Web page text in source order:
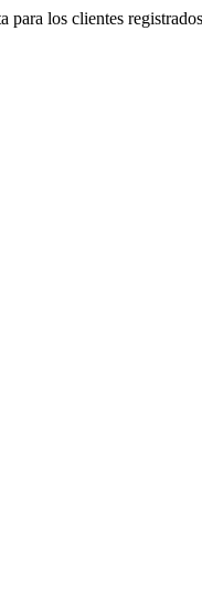
para los clientes